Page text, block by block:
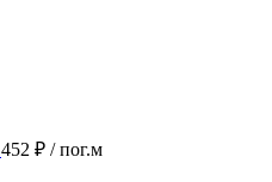
452 ₽ / пог.м